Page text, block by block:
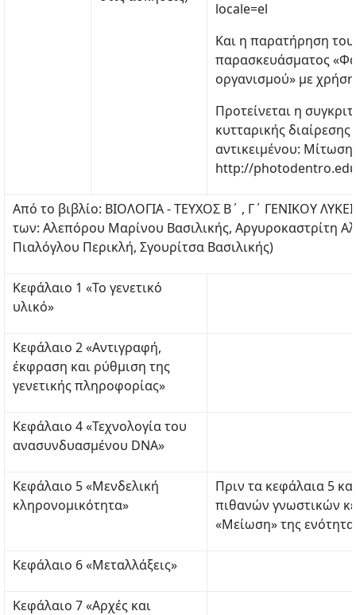
locale=el
Και η παρατήρηση
παρασκευάσματος
οργανισμού» με
Προτείνεται η
κυτταρικής
αντικειμένου:
http://
Από το βιβλίο: ΒΙΟΛΟΓΙΑ - ΤΕΥΧΟΣ Β΄ , Γ΄ ΓΕΝΙΚΟΥ
των: Αλεπόρου Μαρίνου Βασιλικής, Αργυροκαστρίτη
Πιαλόγλου Περικλή, Σγουρίτσα Βασιλικής)
Κεφάλαιο 1 «Το γενετικό
υλικό»
Κεφάλαιο 2 «Αντιγραφή,
έκφραση και ρύθμιση της
γενετικής πληροφορίας»
Κεφάλαιο 4 «Τεχνολογία του
ανασυνδυασμένου DNA»
Κεφάλαιο 5 «Μενδελική
κληρονομικότητα»
Πριν τα κεφάλαια 5
πιθανών γνωστικών
«Μείωση» της
Κεφάλαιο 6 «Μεταλλάξεις»
Κεφάλαιο 7 «Αρχές και